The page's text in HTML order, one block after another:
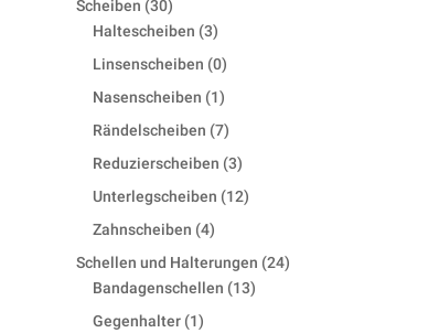
Scheiben 3030
products
Haltescheiben 33
products
Linsenscheiben 00
products
Nasenscheiben 11
product
Rändelscheiben 77
products
Reduzierscheiben 33
products
Unterlegscheiben 1212
Zahnscheiben 44
products
Schellen und Halterungen 2424
Bandagenschellen 1313
Gegenhalter 11